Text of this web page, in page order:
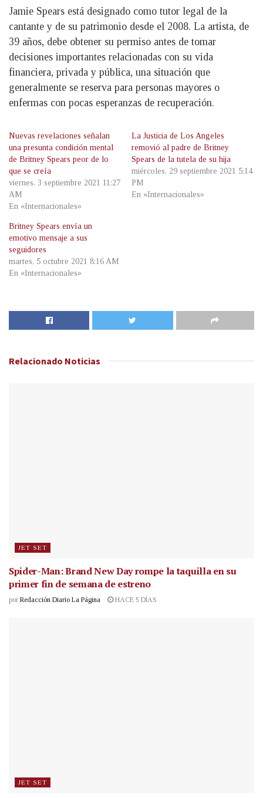
Jamie Spears está designado como tutor legal de la
cantante y de su patrimonio desde el 2008. La artista, de
39 años, debe obtener su permiso antes de tomar
decisiones importantes relacionadas con su vida
financiera, privada y pública, una situación que
generalmente se reserva para personas mayores o
enfermas con pocas esperanzas de recuperación.
Nuevas revelaciones señalan
una presunta condición mental
de Britney Spears peor de lo
que se creía
viernes, 3 septiembre 2021 11:27
AM
En «Internacionales»
La Justicia de Los Angeles
removió al padre de Britney
Spears de la tutela de su hija
miércoles, 29 septiembre 2021 5:14
PM
En «Internacionales»
Britney Spears envía un
emotivo mensaje a sus
seguidores
martes, 5 octubre 2021 8:16 AM
En «Internacionales»
Relacionado Noticias
JET SET
Spider-Man: Brand New Day rompe la taquilla en su
primer fin de semana de estreno
por Redacción Diario La Página HACE 5 DÍAS
JET SET